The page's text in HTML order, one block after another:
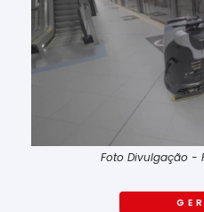
Foto Divulgação -